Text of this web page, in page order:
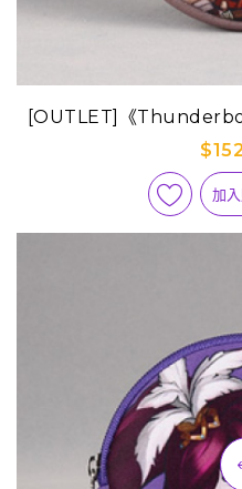
[OUTLET]《
版迷你隨
$152
加